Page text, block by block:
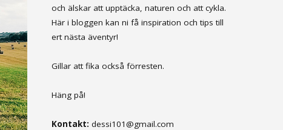
och älskar att upptäcka, naturen och att cykla.
Här i bloggen kan ni få inspiration och tips till
ert nästa äventyr!
Gillar att fika också förresten.
Häng på!
Kontakt: dessi101@gmail.com